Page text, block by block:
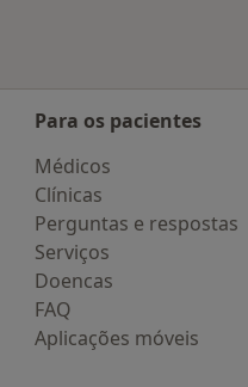
Para os pacientes
Médicos
Clínicas
Perguntas e respostas
Serviços
Doencas
FAQ
Aplicações móveis